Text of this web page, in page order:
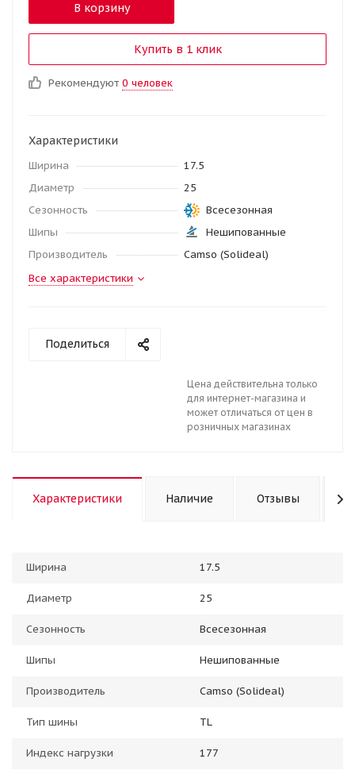
В корзину
Купить в 1 клик
Рекомендуют 0 человек
Характеристики
Ширина
17.5
Диаметр
25
Сезонность
Всесезонная
Шипы
Нешипованные
Производитель
Camso (Solideal)
Все характеристики
Поделиться
Цена действительна только
для интернет-магазина и
может отличаться от цен в
розничных магазинах
Характеристики Наличие Отзывы
Ширина 17.5
Диаметр 25
Сезонность Всесезонная
Шипы Нешипованные
Производитель Camso (Solideal)
Тип шины TL
Индекс нагрузки 177